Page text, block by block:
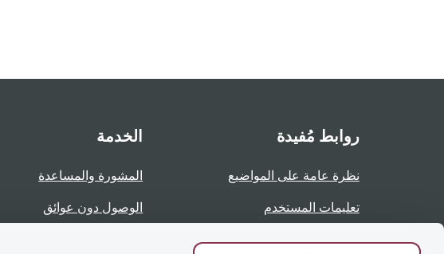
روابط مُفيدة
نظرة عامة على المواضيع
تعليمات المستخدم
نظرة عامة على الصفحات
الخدمة
المشورة والمساعدة
الوصول دون عوائق